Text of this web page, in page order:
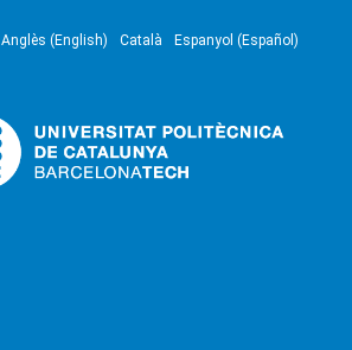
Anglès (English) Català Espanyol (Español)